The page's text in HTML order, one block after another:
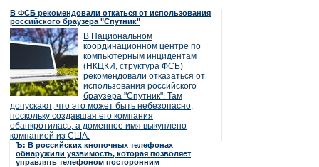
В ФСБ рекомендовали откаться от использования
российского браузера "Спутник"
В Национальном
координационном центре по
компьютерным инцидентам
(НКЦКИ, структура ФСБ)
рекомендовали отказаться от
использования российского
браузера "Спутник". Там
допускают, что это может быть небезопасно,
поскольку создавшая его компания
обанкротилась, а доменное имя выкуплено
компанией из США.
Ъ: В российских кнопочных телефонах
обнаружили уязвимость, которая позволяет
управлять телефоном посторонним